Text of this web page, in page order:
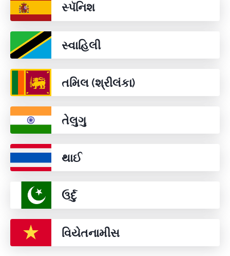
સ્પૅનિશ
સ્વાહિલી
તમિલ (શ્રીલંકા)
તેલુગુ
થાઈ
ઉર્દુ
વિયેતનામીસ